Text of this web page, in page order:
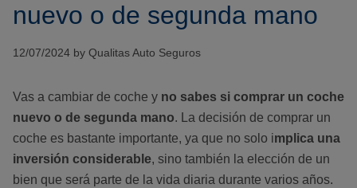
nuevo o de segunda mano
12/07/2024 by Qualitas Auto Seguros
Vas a cambiar de coche y no sabes si comprar un coche
nuevo o de segunda mano. La decisión de comprar un
coche es bastante importante, ya que no solo implica una
inversión considerable, sino también la elección de un
bien que será parte de la vida diaria durante varios años.